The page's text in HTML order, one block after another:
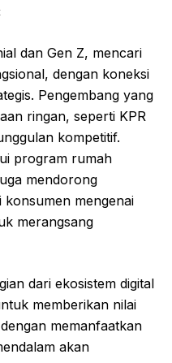
dan Gen Z, mencari
dengan koneksi
Pengembang yang
ringan, seperti KPR
kompetitif.
program rumah
mendorong
konsumen mengenai
merangsang
dari ekosistem digital
memberikan nilai
memanfaatkan
akan